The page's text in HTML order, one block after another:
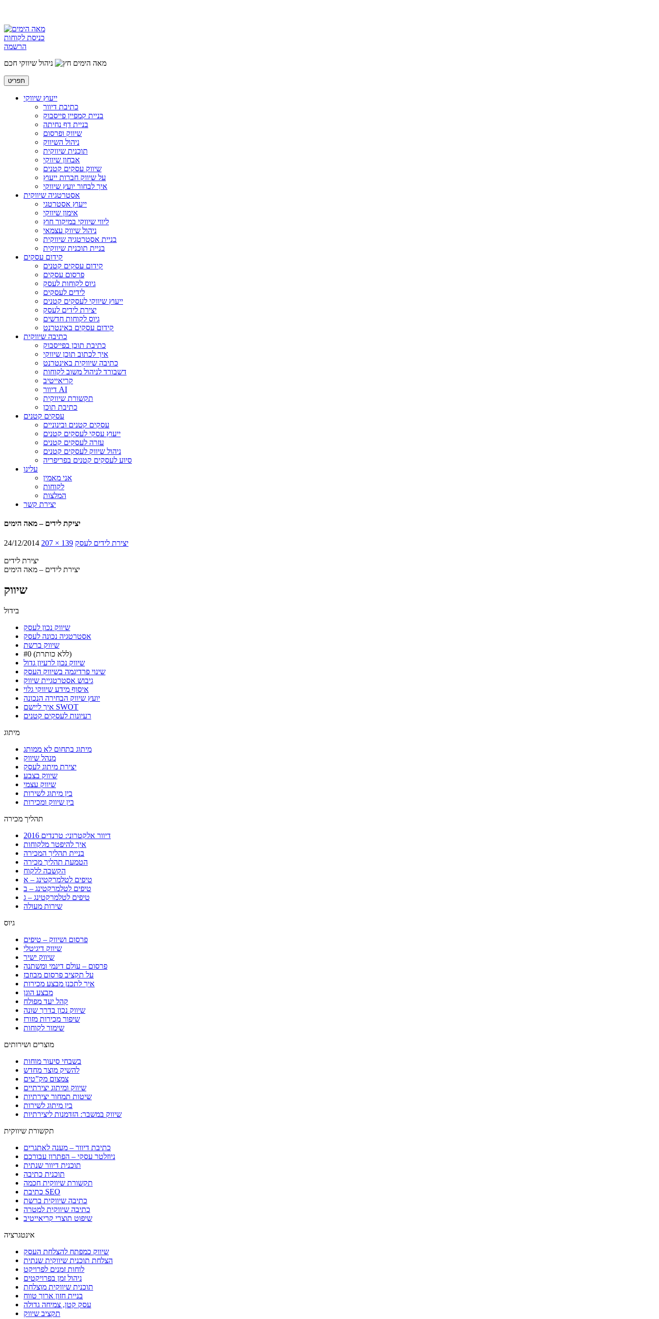
כניסת לקוחות
הרשמה
מאה הימים
ניהול שיווקי חכם
תפריט
ייעוץ שיווקי
כתיבת דיוור
בניית קמפיין פייסבוק
בניית דף נחיתה
שיווק ופרסום
ניהול השיווק
תוכנית שיווקית
אבחון שיווקי
שיווק עסקים קטנים
על שיווק חברות ייעוץ
איך לבחור יועץ שיווקי
אסטרטגיה שיווקית
ייעוץ אסטרטגי
אימון שיווקי
ליווי שיווקי במיקור חוץ
ניהול שיווק עצמאי
בניית אסטרטגיה שיווקית
בניית תוכנית שיווקית
קידום עסקים
קידום עסקים קטנים
פרסום עסקים
גיוס לקוחות לעסק
לידים לעסקים
ייעוץ שיווקי לעסקים קטנים
יצירת לידים לעסק
גיוס לקוחות חדשים
קידום עסקים באינטרנט
כתיבה שיווקית
כתיבת תוכן בפייסבוק
איך לכתוב תוכן שיווקי
כתיבה שיווקית באינטרנט
דשבורד לניהול משוב לקוחות
קריאייטיב
דיוור AI
תקשורת שיווקית
כתיבת תוכן
עסקים קטנים
עסקים קטנים ובינוניים
ייעוץ עסקי לעסקים קטנים
עזרה לעסקים קטנים
ניהול שיווק לעסקים קטנים
סיוע לעסקים קטנים בפריפריה
עלינו
אני מאמין
לקוחות
המלצות
יצירת קשר
יציקת לידים – מאה הימים
24/12/2014 207 × 139 יצירת לידים לעסק
יצירת לידים
יצירת לידים – מאה הימים
שיווק
בידול
שיווק נכון לעסק
אסטרטגיה נכונה לעסק
שיווק ברשת
#0 (ללא כותרת)
שיווק נכון לרעיון גדול
שינוי פרדיגמה בשיווק העסק
גיבוש אסטרטגיית שיווק
איסוף מידע שיווקי גלוי
יועץ שיווק הבחירה הנכונה
איך ליישם SWOT
רעיונות לעסקים קטנים
מיתוג
מיתוג בתחום לא ממותג
מנהל שיווק
יצירת מיתוג לעסק
שיווק בצבע
שיווק עצמי
בין מיתוג לשירות
בין שיווק ומכירות
תהליך מכירה
דיוור אלקטרוני: טרנדים 2016
איך להיפטר מלקוחות
בניית תהליך המכירה
הטמעת תהליך מכירה
הקשבה ללקוח
טיפים לטלמרקטינג – א
טיפים לטלמרקטינג – ב
טיפים לטלמרקטינג – ג
שירות מעולה
גיוס
פרסום ושיווק – טיפים
שיווק דיגיטלי
שיווק ישיר
פרסום – עולם דינמי ומשתנה
על תקציב פרסום מבוזבז
איך לתכנן מבצע מכירות
מבצע הוגן
קהל יעד מפולח
שיווק נכון בדרך שונה
שיפור מכירות מזורז
שימור לקוחות
מוצרים ושירותים
בשבחי סיעור מוחות
להשיק מוצר מחדש
צמצום מק”טים
שיווק ומיתוג יצירתיים
שיטות תמחור יצירתיות
בין מיתוג לשירות
שיווק במשבר: הזדמנות ליצירתיות
תקשורת שיווקית
כתיבת דיוור – מענה לאתגרים
ניוזלטר עסקי – הפתרון עבורכם
תוכנית דיוור שנתית
תוכנית כתיבה
תקשורת שיווקית חכמה
כתיבת SEO
כתיבה שיווקית ברשת
כתיבה שיווקית למטרה
שיפוט תוצרי קריאייטיב
אינטגרציה
שיווק כמפתח להצלחת העסק
הצלחת תוכנית שיווקית שנתית
לוחות זמנים לפרויקט
ניהול זמן בפרויקטים
תוכנית שיווקית מוצלחת
בניית חזון ארוך טווח
עסק קטן, צמיחה גדולה
תקציב שיווק